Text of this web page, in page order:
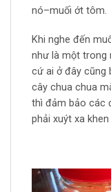
nó–muối ớt tôm.
Khi nghe đến
như là một trong
cứ ai ở đây cũng
cây chua chua
thì đảm bảo các
phải xuýt xa khen